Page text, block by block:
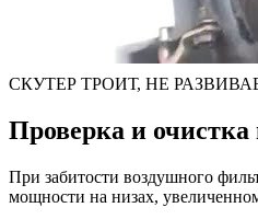
СКУТЕР ТРОИТ, НЕ
Проверка и
При забитости воздушного
мощности на низах,